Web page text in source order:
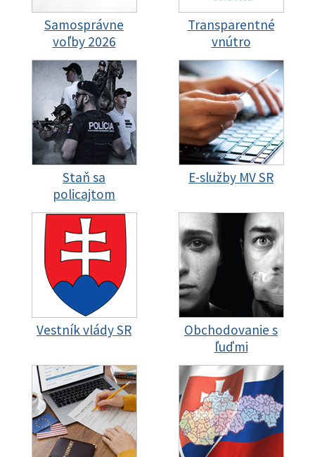
Samosprávne
voľby 2026
Transparentné
vnútro
Staň sa
policajtom
E-služby MV SR
Vestník vlády SR
Obchodovanie s
ľuďmi